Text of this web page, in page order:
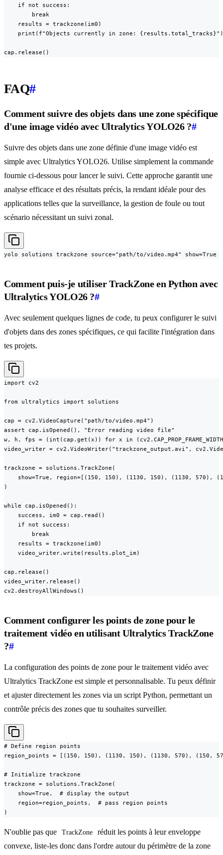
    if not success:
        break
    results = trackzone(im0)
print(f"Objects currently in zone:
cap.release()
FAQ#
Comment suivre des objets dans une zone spécifique
d'une image vidéo avec Ultralytics YOLO26 ?#
Suivre des objets dans une zone définie d'une image vidéo est
simple avec Ultralytics YOLO26. Utilise simplement la commande
fournie ci-dessous pour lancer le suivi. Cette approche garantit une
analyse efficace et des résultats précis, la rendant idéale pour des
applications telles que la surveillance, la gestion de foule ou tout
scénario nécessitant un suivi zonal.
yolo solutions trackzone source="path/to/video.mp4" show=True
Comment puis-je utiliser TrackZone en Python avec
Ultralytics YOLO26 ?#
Avec seulement quelques lignes de code, tu peux configurer le suivi
d'objets dans des zones spécifiques, ce qui facilite l'intégration dans
tes projets.
import cv2
from ultralytics import solutions
cap = cv2.VideoCapture("path/to/video.mp4")
assert cap.isOpened(), "Error reading video file"
w, h, fps = (int(cap.get(x)) for x in (cv2.CAP_PROP_FRAME_WIDTH,
video_writer = cv2.VideoWriter("trackzone_output.avi",
trackzone = solutions.TrackZone(
show=True, region=[(150, 150), (1130, 150), (1130, 570),
)
while cap.isOpened():
    success, im0 = cap.read()
    if not success:
        break
    results = trackzone(im0)
    video_writer.write(results.plot_im)
cap.release()
video_writer.release()
cv2.destroyAllWindows()
Comment configurer les points de zone pour le
traitement vidéo en utilisant Ultralytics TrackZone
?#
La configuration des points de zone pour le traitement vidéo avec
Ultralytics TrackZone est simple et personnalisable. Tu peux définir
et ajuster directement les zones via un script Python, permettant un
contrôle précis des zones que tu souhaites surveiller.
# Define region points
region_points = [(150, 150), (1130, 150), (1130, 570), (150,
# Initialize trackzone
trackzone = solutions.TrackZone(
    show=True,  # display the output
    region=region_points,  # pass region points
)
N'oublie pas que TrackZone
réduit les points à leur enveloppe
convexe, liste-les donc dans l'ordre autour du périmètre de la zone